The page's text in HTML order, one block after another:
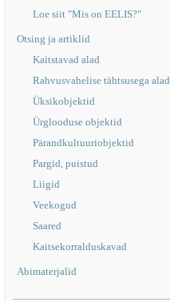
Loe siit "Mis on EELIS?"
Otsing ja artiklid
Kaitstavad alad
Rahvusvahelise tähtsusega alad
Üksikobjektid
Ürglooduse objektid
Pärandkultuuriobjektid
Pargid, puistud
Liigid
Veekogud
Saared
Kaitsekorralduskavad
Abimaterjalid